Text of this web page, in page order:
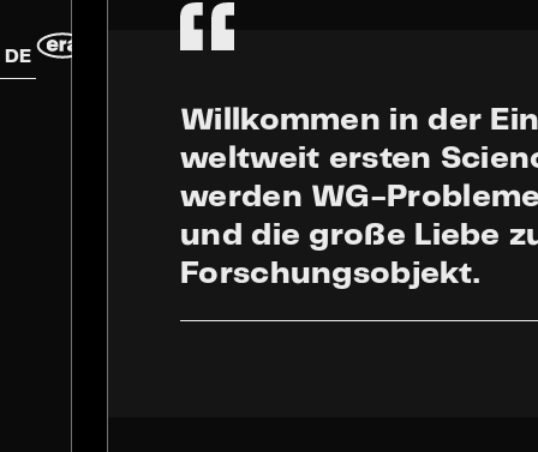
DE
Willkommen in der
weltweit ersten
werden WG-
und die große Liebe
Forschungsobjekt.